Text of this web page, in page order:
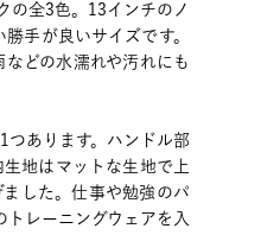
の全3色。13インチのノ
手が良いサイズです。
どの水濡れや汚れにも
つあります。ハンドル部
地はマットな生地で上
した。仕事や勉強のパ
トレーニングウェアを入